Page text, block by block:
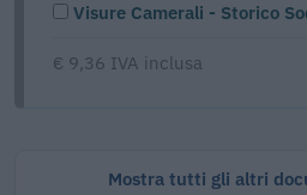
Visure Camerali - Storico
€ 9,36 IVA inclusa
Mostra tutti gli altri